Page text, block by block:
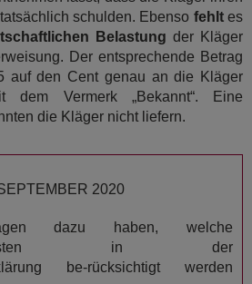
schulden. Ebenso fehltes
Belastung der Kläger
Der entsprechende Betrag
auf den Cent genau an die Kläger
dem Vermerk „Bekannt“. Eine
die Kläger nicht liefern.
2020
dazu haben, welche
in der
be-rücksichtigt werden